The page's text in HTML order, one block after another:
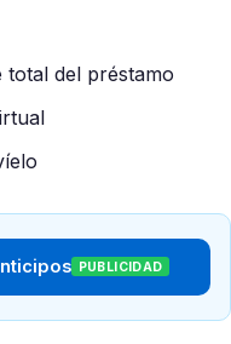
total del préstamo
PUBLICIDAD